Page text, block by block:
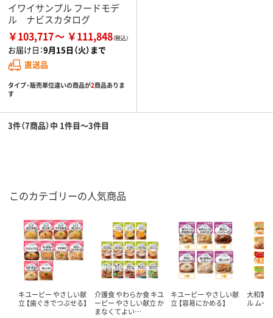
イワイサンプル フードモデ
ル ナビスカタログ
￥103,717 ￥111,848
お届け日：9月15日（火）まで
直送品
タイプ・販売単位違いの商品が2商品ありま
す
3件（7商品）中 1件目～3件目
このカテゴリーの人気商品
キユーピー やさしい献
立 【歯ぐきでつぶせる】
介護食 やわらか食 キユ
ーピー やさしい献立 か
まなくてよい…
キユーピー やさしい献
立 【容易にかめる】
大和製
ル ムー